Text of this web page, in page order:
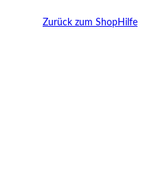
Zurück zum ShopHilfe